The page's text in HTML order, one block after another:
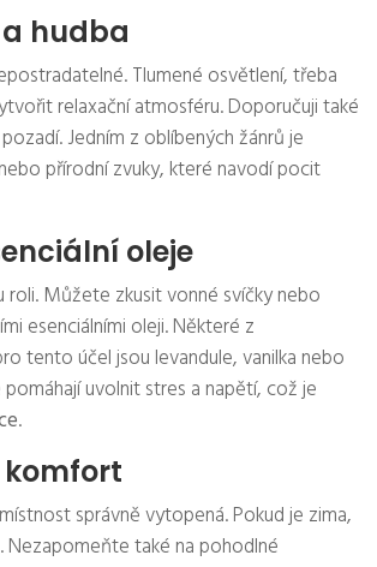
hudba
Tlumené osvětlení, třeba
relaxační atmosféru. Doporučuji také
Jedním z oblíbených žánrů je
přírodní zvuky, které navodí pocit
oleje
roli. Můžete zkusit vonné svíčky nebo
esenciálními oleji. Některé z
tento účel jsou levandule, vanilka nebo
uvolnit stres a napětí, což je
.
správně vytopená. Pokud je zima,
také na pohodlné